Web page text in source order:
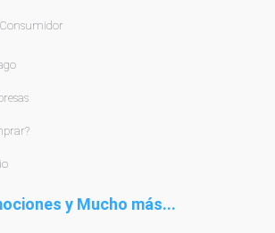
y Mucho más...